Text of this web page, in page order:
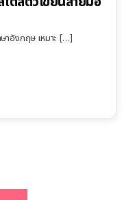
าอังกฤษ เหมาะ […]